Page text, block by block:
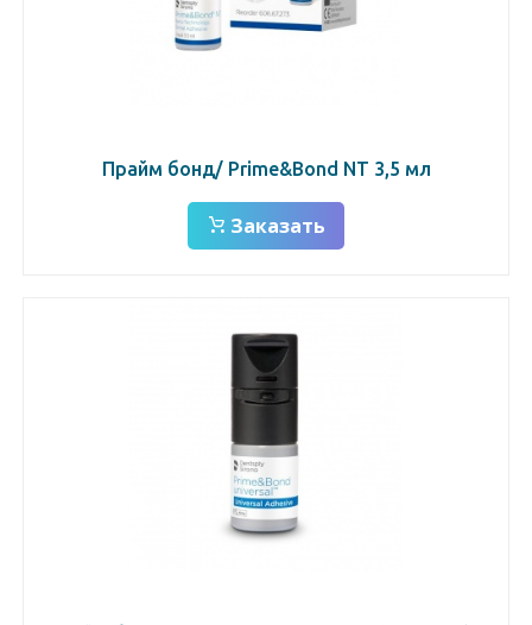
Прайм бонд/ Prime&Bond NT 3,5 мл
Заказать